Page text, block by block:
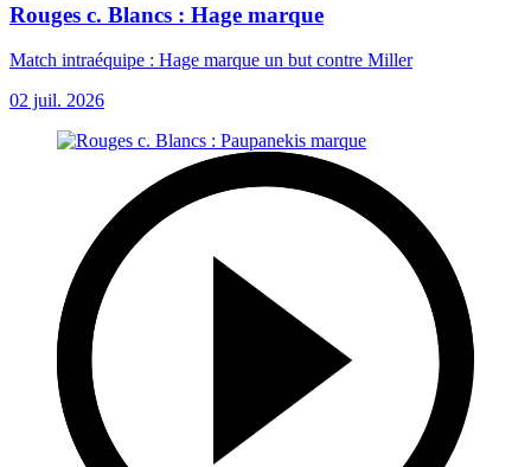
Rouges c. Blancs : Hage marque
Match intraéquipe : Hage marque un but contre Miller
02 juil. 2026